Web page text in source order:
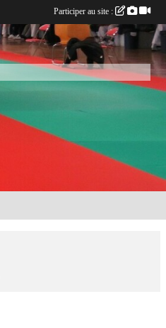
Participer au site :